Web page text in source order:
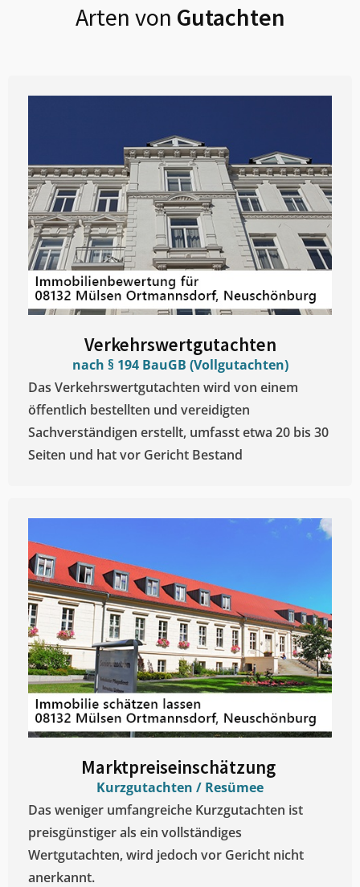
Arten von Gutachten
Verkehrswertgutachten
nach § 194 BauGB (Vollgutachten)
Das Verkehrswertgutachten wird von einem
öffentlich bestellten und vereidigten
Sachverständigen erstellt, umfasst etwa 20 bis 30
Seiten und hat vor Gericht Bestand
Marktpreiseinschätzung ​
Kurzgutachten / Resümee
Das weniger umfangreiche Kurzgutachten ist
preisgünstiger als ein vollständiges
Wertgutachten, wird jedoch vor Gericht nicht
anerkannt.